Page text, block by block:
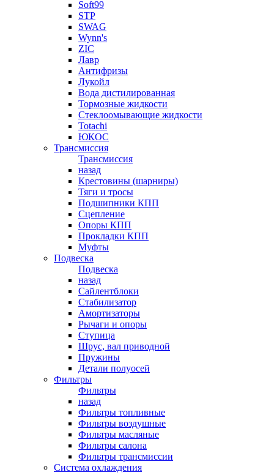
Soft99
STP
SWAG
Wynn's
ZIC
Лавр
Антифризы
Лукойл
Вода дистилированная
Тормозные жидкости
Стеклоомывающие жидкости
Totachi
ЮКОС
Трансмиссия
Трансмиссия
назад
Крестовины (шарниры)
Тяги и тросы
Подшипники КПП
Сцепление
Опоры КПП
Прокладки КПП
Муфты
Подвеска
Подвеска
назад
Сайлентблоки
Стабилизатор
Амортизаторы
Рычаги и опоры
Ступица
Шрус, вал приводной
Пружины
Детали полуосей
Фильтры
Фильтры
назад
Фильтры топливные
Фильтры воздушные
Фильтры масляные
Фильтры салона
Фильтры трансмиссии
Система охлаждения